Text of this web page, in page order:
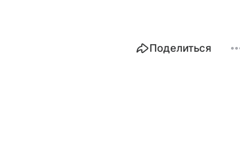
Поделиться